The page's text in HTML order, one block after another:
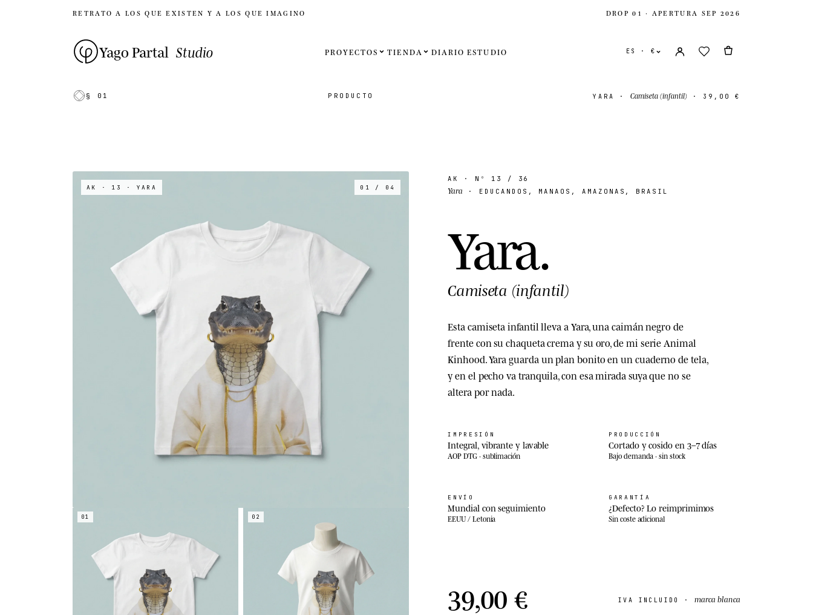
RETRATO A LOS QUE EXISTEN Y A LOS QUE IMAGINO DROP 01 · APERTURA SEP 2026
Yago Partal Studio PROYECTOS TIENDA DIARIO ESTUDIO ES · €
Estados Unidos
§ 01 PRODUCTO YARA · Camiseta (infantil)· 39,00 €
AK · 13 · YARA 01 / 04
01 02
AK · Nº 13 / 36
Yara · EDUCANDOS, MANAOS, AMAZONAS, BRASIL
Yara.
Camiseta (infantil)
Esta camiseta infantil lleva a Yara, una caimán negro de
frente con su chaqueta crema y su oro, de mi serie Animal
Kinhood. Yara guarda un plan bonito en un cuaderno de tela,
y en el pecho va tranquila, con esa mirada suya que no se
altera por nada.
IMPRESIÓN
Integral, vibrante y lavable
AOP DTG · sublimación
PRODUCCIÓN
Cortado y cosido en 3–7 días
Bajo demanda · sin stock
ENVÍO
Mundial con seguimiento
EEUU / Letonia
GARANTÍA
¿Defecto? Lo reimprimimos
Sin coste adicional
39,00 € IVA INCLUIDO · marca blanca